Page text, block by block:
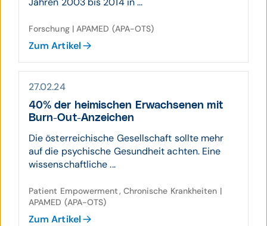
Forschung | APAMED (APA-OTS)
Zum Artikel
27.02.24
40% der hei­mischen Er­wach­senen mit
Burn-Out-An­zeichen
Die österreichische Gesellschaft sollte mehr
auf die psychische Gesundheit achten. Eine
wissenschaftliche ...
Patient Empowerment, Chronische Krankheiten |
APAMED (APA-OTS)
Zum Artikel